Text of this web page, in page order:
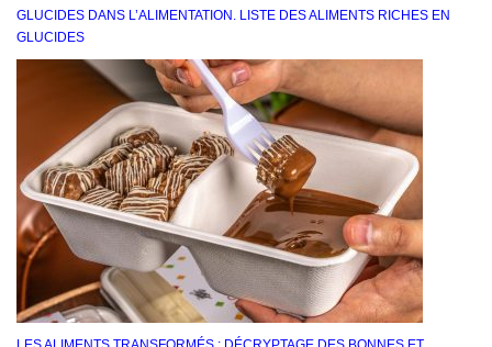
GLUCIDES DANS L’ALIMENTATION. LISTE DES ALIMENTS RICHES EN
GLUCIDES